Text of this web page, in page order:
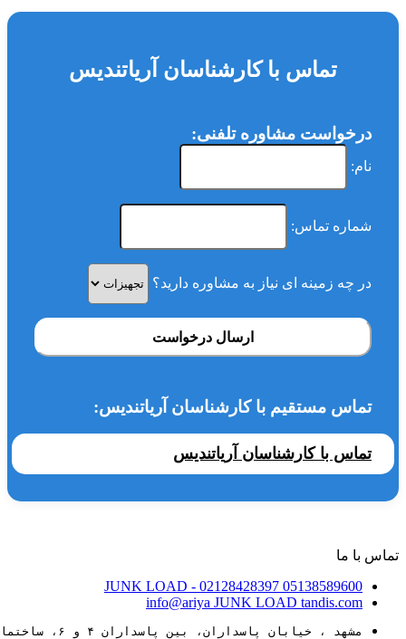
تماس با کارشناسان آریاتندیس
درخواست مشاوره تلفنی:
نام:
شماره تماس:
در چه زمینه ای نیاز به مشاوره دارید؟
ارسال درخواست
تماس مستقیم با کارشناسان آریاتندیس:
تماس با کارشناسان آریاتندیس
تماس با ما
05138589600
JUNK LOAD - 02128428397
info@ariya JUNK LOAD tandis.com
مشهد ، خیابان پاسداران، بین پاسداران ۴ و ۶، ساختمان ۸۸